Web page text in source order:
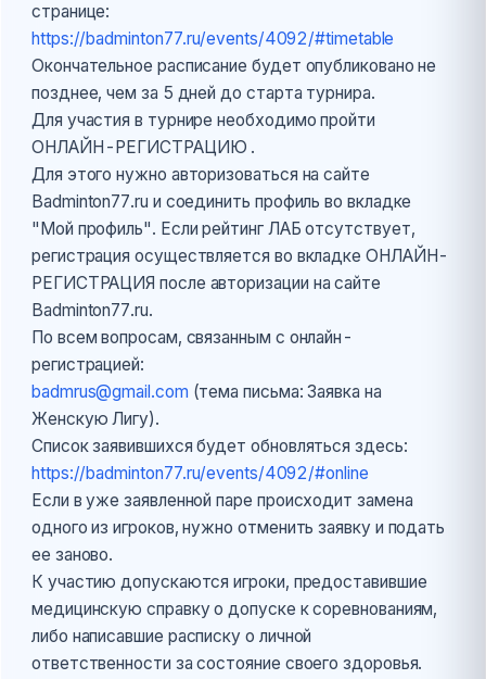
странице:
https://badminton77.ru/events/4092/#timetable
Окончательное расписание будет опубликовано не
позднее, чем за 5 дней до старта турнира.
Для участия в турнире необходимо пройти
ОНЛАЙН-РЕГИСТРАЦИЮ .
Для этого нужно авторизоваться на сайте
Badminton77.ru и соединить профиль во вкладке
"Мой профиль". Если рейтинг ЛАБ отсутствует,
регистрация осуществляется во вкладке ОНЛАЙН-
РЕГИСТРАЦИЯ после авторизации на сайте
Badminton77.ru.
По всем вопросам, связанным с онлайн-
регистрацией:
badmrus@gmail.com (тема письма: Заявка на
Женскую Лигу).
Список заявившихся будет обновляться здесь:
https://badminton77.ru/events/4092/#online
Если в уже заявленной паре происходит замена
одного из игроков, нужно отменить заявку и подать
ее заново.
К участию допускаются игроки, предоставившие
медицинскую справку о допуске к соревнованиям,
либо написавшие расписку о личной
ответственности за состояние своего здоровья.